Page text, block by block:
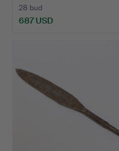
28 bud
687 USD